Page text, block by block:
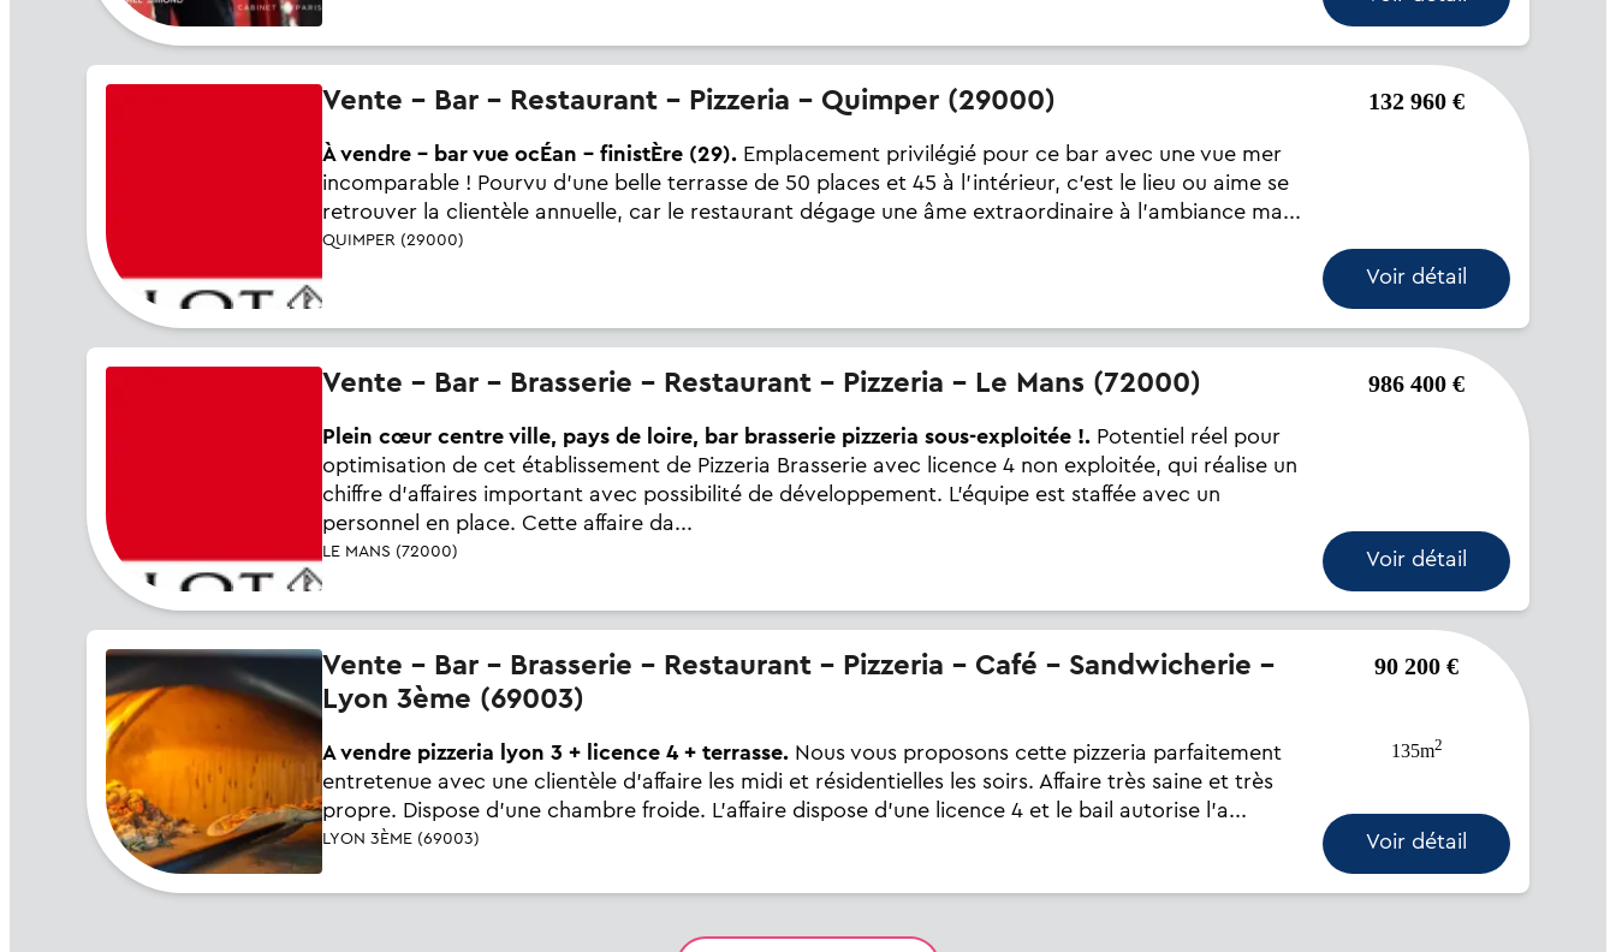
Vente - Bar - Restaurant - Pizzeria - Quimper (29000)
À vendre - bar vue ocÉan - finistÈre (29). Emplacement privilégié pour ce bar avec une vue mer
incomparable ! Pourvu d'une belle terrasse de 50 places et 45 à l'intérieur, c'est le lieu ou aime se
retrouver la clientèle annuelle, car le restaurant dégage une âme extraordinaire à l'ambiance ma...
QUIMPER (29000)
132 960 €
Voir détail
Vente - Bar - Brasserie - Restaurant - Pizzeria - Le Mans (72000)
Plein cœur centre ville, pays de loire, bar brasserie pizzeria sous-exploitée !. Potentiel réel pour
optimisation de cet établissement de Pizzeria Brasserie avec licence 4 non exploitée, qui réalise un
chiffre d'affaires important avec possibilité de développement. L'équipe est staffée avec un
personnel en place. Cette affaire da...
LE MANS (72000)
986 400 €
Voir détail
Vente - Bar - Brasserie - Restaurant - Pizzeria - Café - Sandwicherie -
Lyon 3ème (69003)
A vendre pizzeria lyon 3 + licence 4 + terrasse. Nous vous proposons cette pizzeria parfaitement
entretenue avec une clientèle d'affaire les midi et résidentielles les soirs. Affaire très saine et très
propre. Dispose d'une chambre froide. L'affaire dispose d'une licence 4 et le bail autorise l'a...
LYON 3ÈME (69003)
90 200 €
135m2
Voir détail